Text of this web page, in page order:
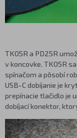
TK05R a PD25R
v koncovke. TK05R
spínačom a pôsobí
USB-C dobíjanie je
prepínacie tlačidlo je
dobíjací konektor,